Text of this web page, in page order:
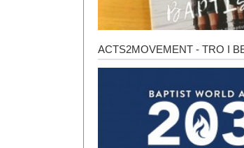
Acts2Movement
ACTS2MOVEMENT - TRO I